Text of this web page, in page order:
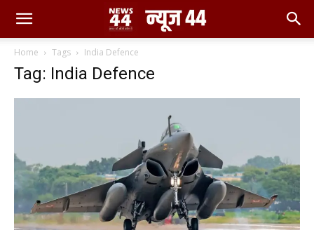
Home Tags India Defence
Tag: India Defence